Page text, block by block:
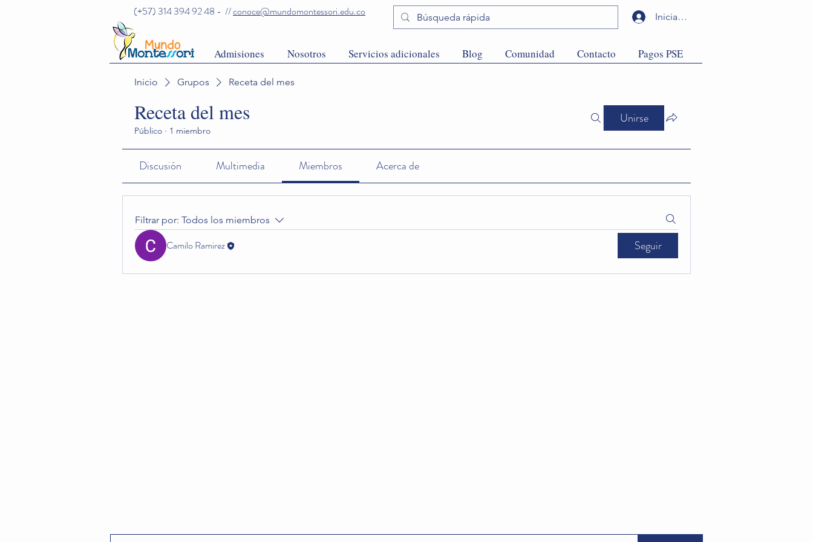
(+57) 314 394 92 48 - //conoce@mundomontessori.edu.co
Admisiones Nosotros Servicios adicionales Blog Comunidad Contacto Pagos PSE
Iniciar sesión
Inicio Grupos Receta del mes
Receta del mes
Público · 1 miembro
Unirse
Discusión Multimedia Miembros Acerca de
Filtrar por: Todos los miembros
Camilo Ramirez Seguir